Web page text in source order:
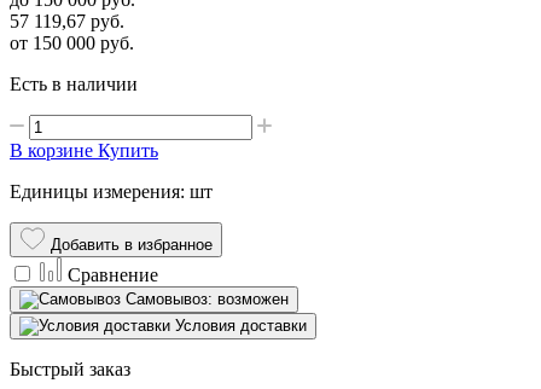
57 119,67 руб.
от 150 000 руб.
Есть в наличии
В корзине Купить
Единицы измерения: шт
Добавить в избранное
Сравнение
Самовывоз: возможен
Условия доставки
Быстрый заказ